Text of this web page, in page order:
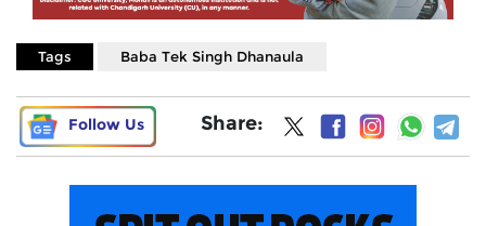
Tags Baba Tek Singh Dhanaula
Follow Us Share: